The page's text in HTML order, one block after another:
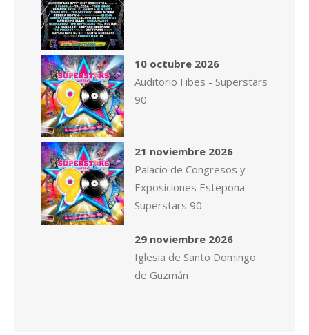
10 octubre 2026
Auditorio Fibes - Superstars
90
21 noviembre 2026
Palacio de Congresos y
Exposiciones Estepona -
Superstars 90
29 noviembre 2026
Iglesia de Santo Domingo
de Guzmán